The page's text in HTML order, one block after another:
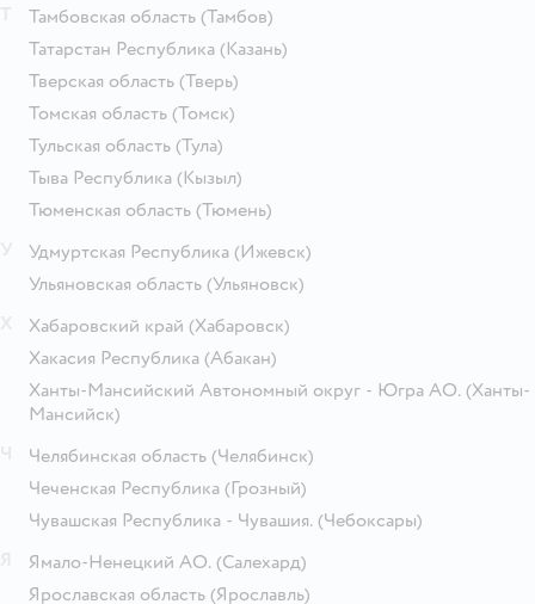
Тамбовская область (Тамбов)
Татарстан Республика (Казань)
Тверская область (Тверь)
Томская область (Томск)
Тульская область (Тула)
Тыва Республика (Кызыл)
Тюменская область (Тюмень)
Удмуртская Республика (Ижевск)
Ульяновская область (Ульяновск)
Хабаровский край (Хабаровск)
Хакасия Республика (Абакан)
Ханты-Мансийский Автономный округ - Югра АО. (Ханты-
Мансийск)
Челябинская область (Челябинск)
Чеченская Республика (Грозный)
Чувашская Республика - Чувашия. (Чебоксары)
Ямало-Ненецкий АО. (Салехард)
Ярославская область (Ярославль)